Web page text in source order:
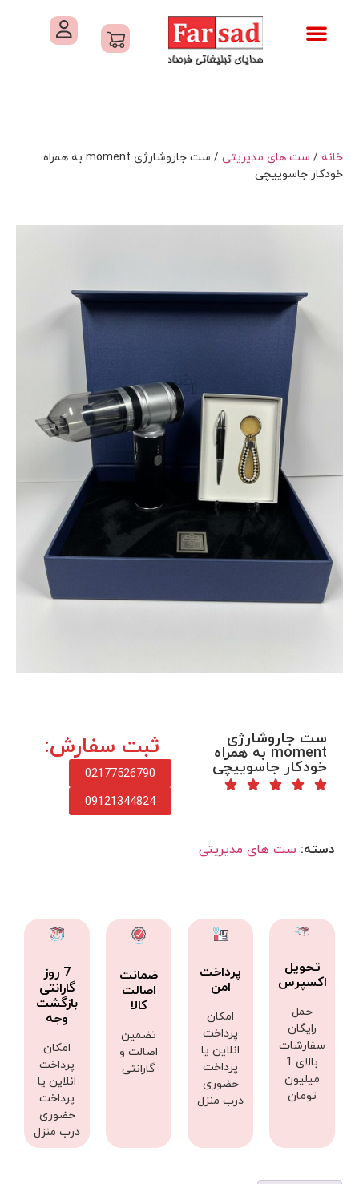
خانه / ست های مدیریتی
/ ست جاروشارژی moment به همراه
خودکار جاسوییچی
ست جاروشارژی
moment به همراه
خودکار جاسوییچی
ثبت سفارش:
02177526790
09121344824
دسته: ست های مدیریتی
تحویل
اکسپرس
حمل
رایگان
سفارشات
بالای 1
میلیون
تومان
پرداخت
امن
امکان
پرداخت
انلاین یا
پرداخت
حضوری
درب منزل
ضمانت
اصالت
کالا
تضمین
اصالت و
گارانتی
7 روز
گارانتی
بازگشت
وجه
امکان
پرداخت
انلاین یا
پرداخت
حضوری
درب منزل